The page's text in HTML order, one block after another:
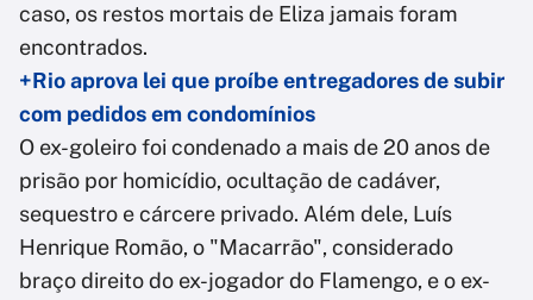
caso, os restos mortais de Eliza jamais foram
encontrados.
+Rio aprova lei que proíbe entregadores de subir
com pedidos em condomínios
O ex-goleiro foi condenado a mais de 20 anos de
prisão por homicídio, ocultação de cadáver,
sequestro e cárcere privado. Além dele, Luís
Henrique Romão, o "Macarrão", considerado
braço direito do ex-jogador do Flamengo, e o ex-